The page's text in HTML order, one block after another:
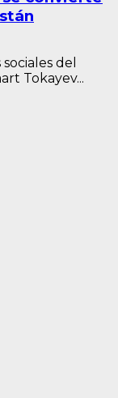
del
Tokayev...